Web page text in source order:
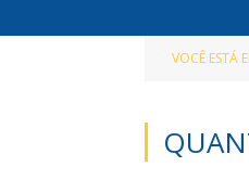
VOCÊ ESTÁ